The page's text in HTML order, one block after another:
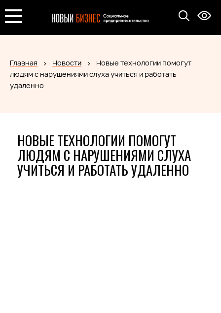
Главная Новости
Новые технологии помогут
людям с нарушениями слуха учиться и работать
удаленно
НОВЫЕ ТЕХНОЛОГИИ ПОМОГУТ
ЛЮДЯМ С НАРУШЕНИЯМИ СЛУХА
УЧИТЬСЯ И РАБОТАТЬ УДАЛЕННО